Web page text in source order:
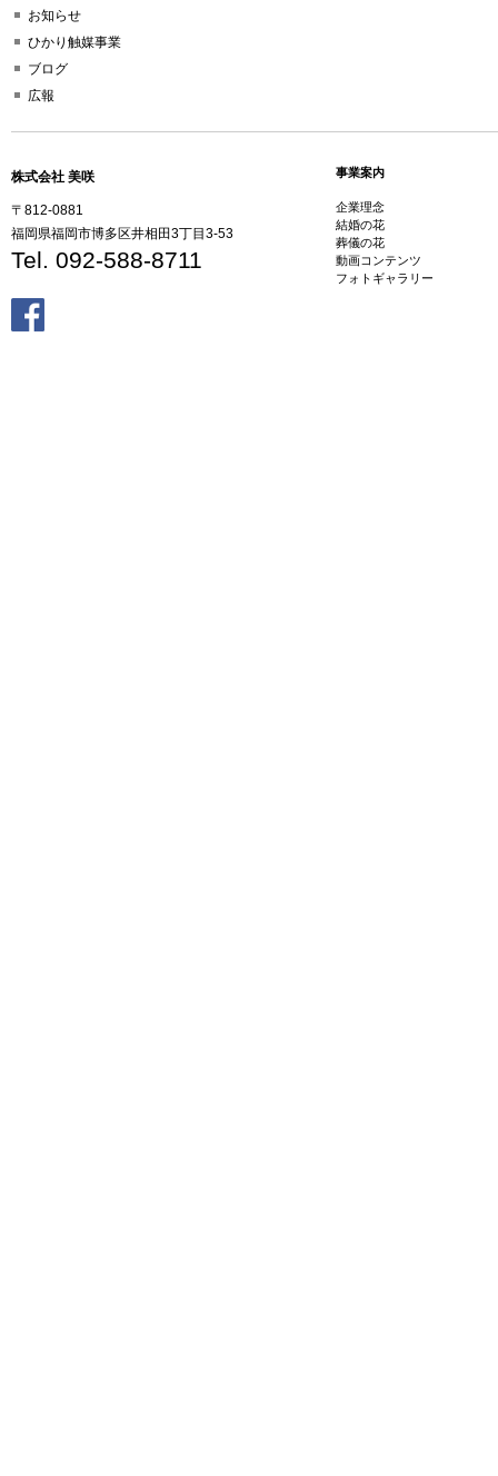
お知らせ
ひかり触媒事業
ブログ
広報
株式会社 美咲
〒812-0881
福岡県福岡市博多区井相田3丁目3-53
Tel. 092-588-8711
事業案内
企業理念
結婚の花
葬儀の花
動画コンテンツ
フォトギャラリー